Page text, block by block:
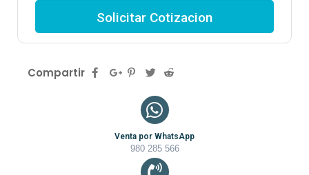
Solicitar Cotizacion
Compartir
Venta por WhatsApp
980 285 566